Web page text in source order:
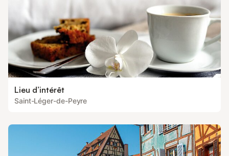
Lieu d’intérêt
Saint-Léger-de-Peyre